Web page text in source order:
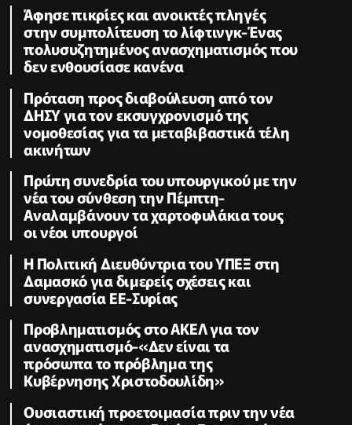
Άφησε πικρίες και ανοικτές πληγές
στην συμπολίτευση το λίφτινγκ-Ένας
πολυσυζητημένος ανασχηματισμός που
δεν ενθουσίασε κανένα
Πρόταση προς διαβούλευση από τον
ΔΗΣΥ για τον εκσυγχρονισμό της
νομοθεσίας για τα μεταβιβαστικά τέλη
ακινήτων
Πρώτη συνεδρία του υπουργικού με την
νέα του σύνθεση την Πέμπτη-
Αναλαμβάνουν τα χαρτοφυλάκια τους
οι νέοι υπουργοί
Η Πολιτική Διευθύντρια του ΥΠΕΞ στη
Δαμασκό για διμερείς σχέσεις και
συνεργασία ΕΕ-Συρίας
Προβληματισμός στο ΑΚΕΛ για τον
ανασχηματισμό-«Δεν είναι τα
πρόσωπα το πρόβλημα της
Κυβέρνησης Χριστοδουλίδη»
Ουσιαστική προετοιμασία πριν την νέα